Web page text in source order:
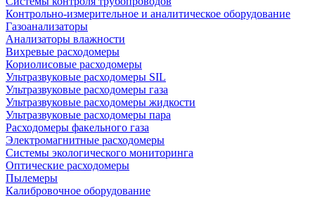
Контрольно-измерительное и аналитическое оборудование
Газоанализаторы
Анализаторы влажности
Вихревые расходомеры
Кориолисовые расходомеры
Ультразвуковые расходомеры SIL
Ультразвуковые расходомеры газа
Ультразвуковые расходомеры жидкости
Ультразвуковые расходомеры пара
Расходомеры факельного газа
Электромагнитные расходомеры
Системы экологического мониторинга
Оптические расходомеры
Пылемеры
Калибровочное оборудование